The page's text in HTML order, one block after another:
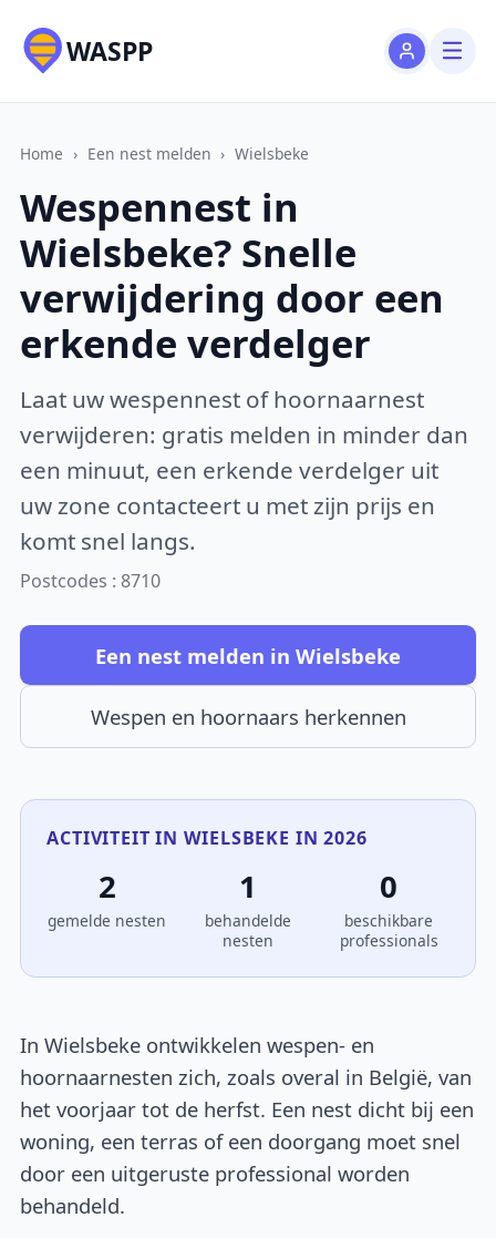
WASPP
Home › Een nest melden › Wielsbeke
Wespennest in
Wielsbeke? Snelle
verwijdering door een
erkende verdelger
Laat uw wespennest of hoornaarnest
verwijderen: gratis melden in minder dan
een minuut, een erkende verdelger uit
uw zone contacteert u met zijn prijs en
komt snel langs.
Postcodes : 8710
Een nest melden in Wielsbeke
Wespen en hoornaars herkennen
ACTIVITEIT IN WIELSBEKE IN 2026
2
gemelde nesten
1
behandelde
nesten
0
beschikbare
professionals
In Wielsbeke ontwikkelen wespen- en
hoornaarnesten zich, zoals overal in België, van
het voorjaar tot de herfst. Een nest dicht bij een
woning, een terras of een doorgang moet snel
door een uitgeruste professional worden
behandeld.